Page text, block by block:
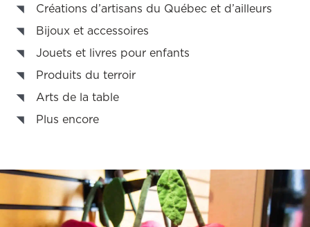
Créations d’artisans du Québec et d’ailleurs
Bijoux et accessoires
Jouets et livres pour enfants
Produits du terroir
Arts de la table
Plus encore